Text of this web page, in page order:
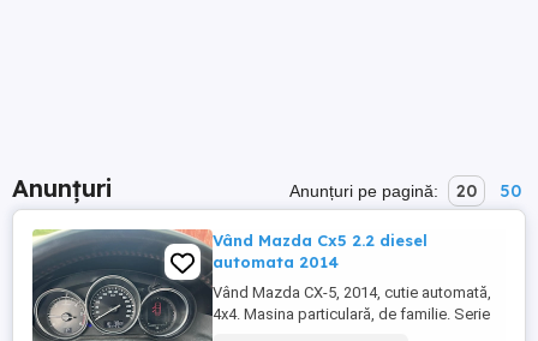
Anunțuri Anunțuri pe pagină: 20 50
Vând Mazda Cx5 2.2 diesel
automata 2014
Vând Mazda CX-5, 2014, cutie automată,
4x4. Masina particulară, de familie. Serie